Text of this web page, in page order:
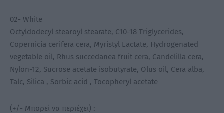
02- White
Octyldodecyl stearoyl stearate, C10-18 Triglycerides,
Copernicia cerifera cera, Myristyl Lactate, Hydrogenated
vegetable oil, Rhus succedanea fruit cera, Candelilla cera,
Nylon-12, Sucrose acetate isobutyrate, Olus oil, Cera alba,
Talc, Silica , Sorbic acid , Tocopheryl acetate
(+/- Μπορεί να περιέχει) :